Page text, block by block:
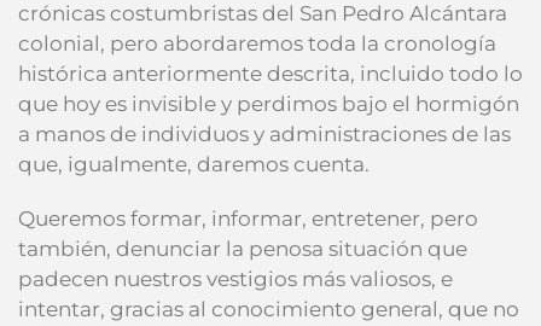
crónicas costumbristas del San Pedro Alcántara
colonial, pero abordaremos toda la cronología
histórica anteriormente descrita, incluido todo lo
que hoy es invisible y perdimos bajo el hormigón
a manos de individuos y administraciones de las
que, igualmente, daremos cuenta.
Queremos formar, informar, entretener, pero
también, denunciar la penosa situación que
padecen nuestros vestigios más valiosos, e
intentar, gracias al conocimiento general, que no